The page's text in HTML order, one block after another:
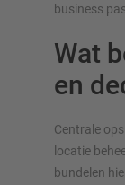
business
Wat
en
Centrale
locatie
bundelen
Verrijdbare
Automatische
Stellingenhal
Systeemvloeren
Verticale opslag